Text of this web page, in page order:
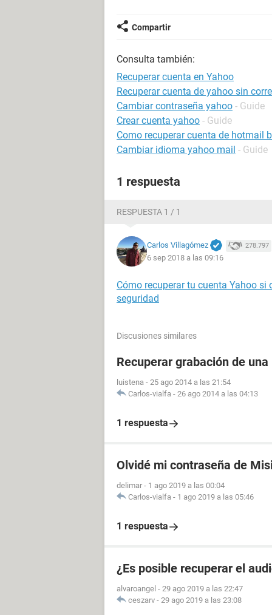
Compartir
Consulta también:
Recuperar cuenta en Yahoo
Recuperar cuenta de yahoo sin
Cambiar contraseña yahoo - Guide
Crear cuenta yahoo - Guide
Como recuperar cuenta de hotmail
Cambiar idioma yahoo mail - Guide
1 respuesta
RESPUESTA 1 / 1
Carlos Villagómez 278.797
6 sep 2018 a las 09:16
Cómo recuperar tu cuenta Yahoo
seguridad
Discusiones similares
Recuperar grabación de
luistena - 25 ago 2014 a las 21:54
Carlos-vialfa - 26 ago 2014 a las 04:13
1 respuesta
Olvidé mi contraseña de
delimar - 1 ago 2019 a las 00:04
Carlos-vialfa - 1 ago 2019 a las 05:46
1 respuesta
¿Es posible recuperar el
alvaroangel - 29 ago 2019 a las 22:47
ceszarv - 29 ago 2019 a las 23:08